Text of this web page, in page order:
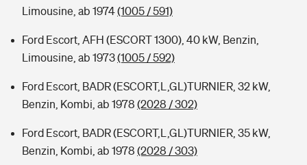
Limousine, ab 1974(1005 / 591)
Ford Escort, AFH (ESCORT 1300), 40 kW, Benzin,
Limousine, ab 1973(1005 / 592)
Ford Escort, BADR (ESCORT,L,GL)TURNIER, 32 kW,
Benzin, Kombi, ab 1978 (2028 / 302)
Ford Escort, BADR (ESCORT,L,GL)TURNIER, 35 kW,
Benzin, Kombi, ab 1978 (2028 / 303)